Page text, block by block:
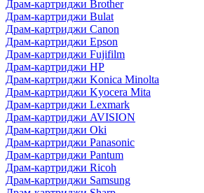
Драм-картриджи Brother
Драм-картриджи Bulat
Драм-картриджи Canon
Драм-картриджи Epson
Драм-картриджи Fujifilm
Драм-картриджи HP
Драм-картриджи Konica Minolta
Драм-картриджи Kyocera Mita
Драм-картриджи Lexmark
Драм-картриджи AVISION
Драм-картриджи Oki
Драм-картриджи Panasonic
Драм-картриджи Pantum
Драм-картриджи Ricoh
Драм-картриджи Samsung